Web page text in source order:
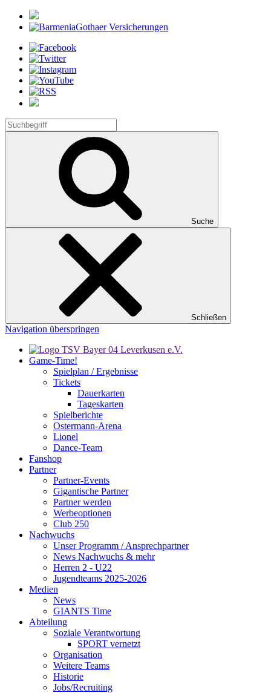
Suche
Schließen
Navigation überspringen
Game-Time!
Spielplan / Ergebnisse
Tickets
Dauerkarten
Tageskarten
Spielberichte
Ostermann-Arena
Lionel
Dance-Team
Fanshop
Partner
Partner-Events
Gigantische Partner
Partner werden
Werbeoptionen
Club 250
Nachwuchs
Unser Programm / Ansprechpartner
News Nachwuchs & mehr
Herren 2 - U22
Jugendteams 2025-2026
Medien
News
GIANTS Time
Abteilung
Soziale Verantwortung
SPORT vernetzt
Organisation
Weitere Teams
Historie
Jobs/Recruiting